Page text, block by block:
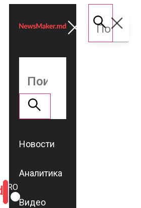
ROMÂNĂ
RU
Новости
Аналитика
Видео